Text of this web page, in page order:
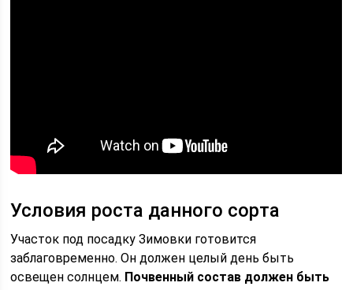
Условия роста данного сорта
Участок под посадку Зимовки готовится
заблаговременно. Он должен целый день быть
освещен солнцем. Почвенный состав должен быть